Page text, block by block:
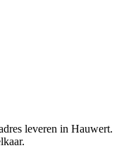
leveren in Hauwert.